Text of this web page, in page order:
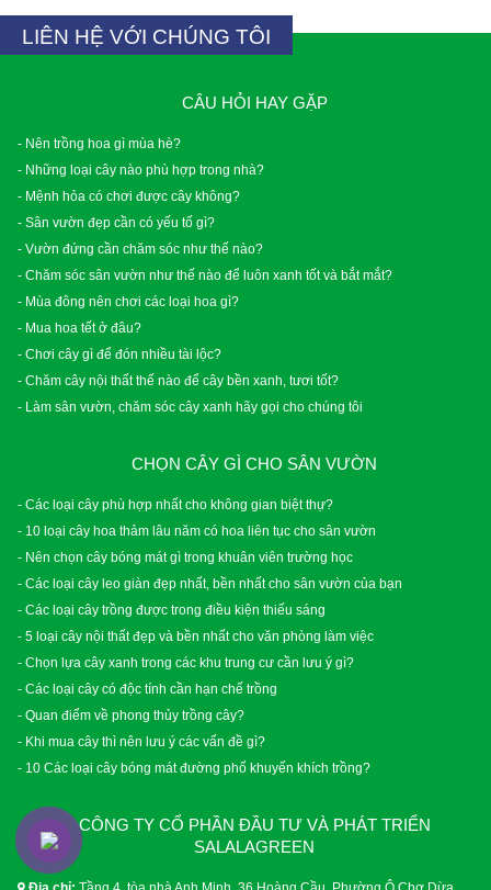
LIÊN HỆ VỚI CHÚNG TÔI
CÂU HỎI HAY GẶP
- Nên trồng hoa gì mùa hè?
- Những loại cây nào phù hợp trong nhà?
- Mệnh hỏa có chơi được cây không?
- Sân vườn đẹp cần có yếu tố gì?
- Vườn đứng cần chăm sóc như thế nào?
- Chăm sóc sân vườn như thế nào để luôn xanh tốt và bắt mắt?
- Mùa đông nên chơi các loại hoa gì?
- Mua hoa tết ở đâu?
- Chơi cây gì để đón nhiều tài lộc?
- Chăm cây nội thất thế nào để cây bền xanh, tươi tốt?
- Làm sân vườn, chăm sóc cây xanh hãy gọi cho chúng tôi
CHỌN CÂY GÌ CHO SÂN VƯỜN
- Các loại cây phù hợp nhất cho không gian biệt thự?
- 10 loại cây hoa thảm lâu năm có hoa liên tục cho sân vườn
- Nên chọn cây bóng mát gì trong khuân viên trường học
- Các loại cây leo giàn đẹp nhất, bền nhất cho sân vườn của bạn
- Các loại cây trồng được trong điều kiện thiếu sáng
- 5 loại cây nội thất đẹp và bền nhất cho văn phòng làm việc
- Chọn lựa cây xanh trong các khu trung cư cần lưu ý gì?
- Các loại cây có độc tính cần hạn chế trồng
- Quan điểm về phong thủy trồng cây?
- Khi mua cây thì nên lưu ý các vấn đề gì?
- 10 Các loại cây bóng mát đường phố khuyến khích trồng?
CÔNG TY CỔ PHẦN ĐẦU TƯ VÀ PHÁT TRIỂN
SALALAGREEN
Địa chỉ: Tầng 4, tòa nhà Anh Minh, 36 Hoàng Cầu, Phường Ô Chợ Dừa,